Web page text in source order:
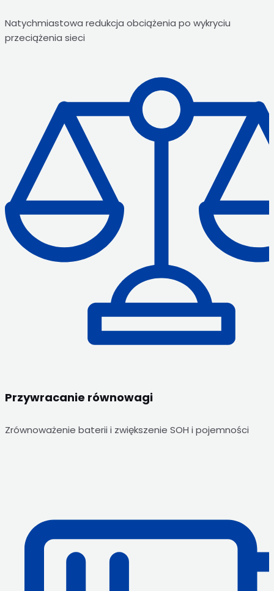
Natychmiastowa redukcja obciążenia po wykryciu
przeciążenia sieci
Przywracanie równowagi
Zrównoważenie baterii i zwiększenie SOH i pojemności